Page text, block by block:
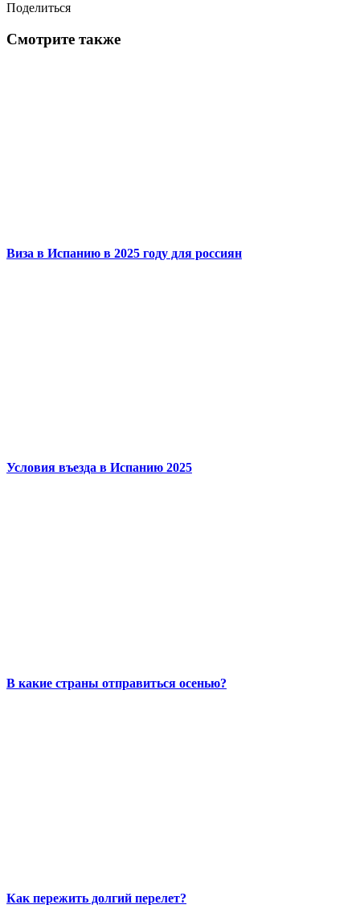
Поделиться
Смотрите также
Виза в Испанию в 2025 году для россиян
Условия въезда в Испанию 2025
В какие страны отправиться осенью?
Как пережить долгий перелет?